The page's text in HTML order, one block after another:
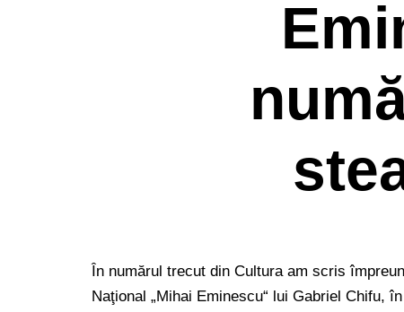
În numărul trecut din Cultura am scris
Naţional „Mihai Eminescu“ lui Gabriel Chifu,